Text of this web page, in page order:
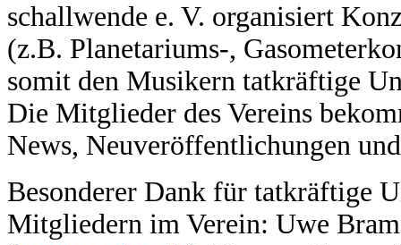
schallwende e. V. organisiert
(z.B. Planetariums-,
somit den Musikern tatkräftige
Die Mitglieder des Vereins
News, Neuveröffentlichungen
Besonderer Dank für tatkräftige
Mitgliedern im Verein: Uwe